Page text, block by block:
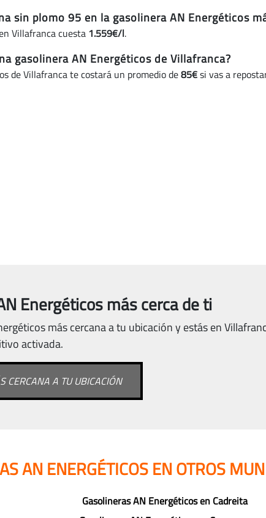
sin plomo 95 en la gasolinera AN Energéticos
Villafranca cuesta 1.559€/l.
gasolinera AN Energéticos de Villafranca?
de Villafranca te costará un promedio de85€si vas a
Energéticos más cerca de ti
más cercana a tu ubicación y estás en
activada.
CERCANA A TU UBICACIÓN
AN ENERGÉTICOS EN OTROS
Gasolineras AN Energéticos en Cadreita